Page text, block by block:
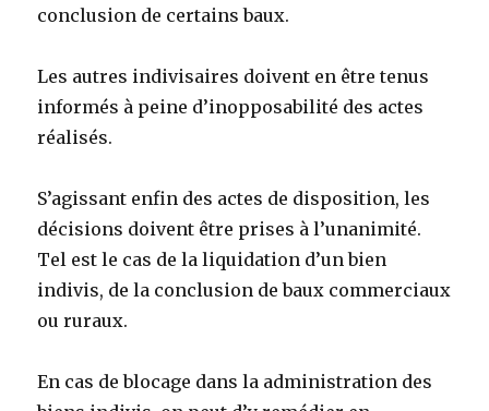
conclusion de certains baux.
Les autres indivisaires doivent en être tenus
informés à peine d’inopposabilité des actes
réalisés.
S’agissant enfin des actes de disposition, les
décisions doivent être prises à l’unanimité.
Tel est le cas de la liquidation d’un bien
indivis, de la conclusion de baux commerciaux
ou ruraux.
En cas de blocage dans la administration des